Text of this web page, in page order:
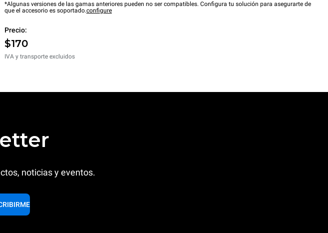
*Algunas versiones de las gamas anteriores pueden no ser compatibles. Configura tu solución para asegurarte de
que el accesorio es soportado.configure
Precio:
$170
IVA y transporte excluidos
noticias y eventos.